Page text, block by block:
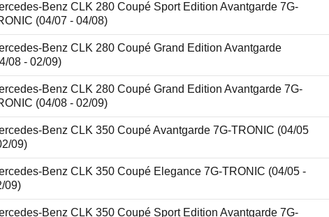
Benz CLK 280 Coupé Sport Edition Avantgarde 7G-
(04/07 - 04/08)
Benz CLK 280 Coupé Grand Edition Avantgarde
08 - 02/09)
Benz CLK 280 Coupé Grand Edition Avantgarde 7G-
(04/08 - 02/09)
Benz CLK 350 Coupé Avantgarde 7G-TRONIC (04/05
09)
Benz CLK 350 Coupé Elegance 7G-TRONIC (04/05 -
09)
Benz CLK 350 Coupé Sport Edition Avantgarde 7G-